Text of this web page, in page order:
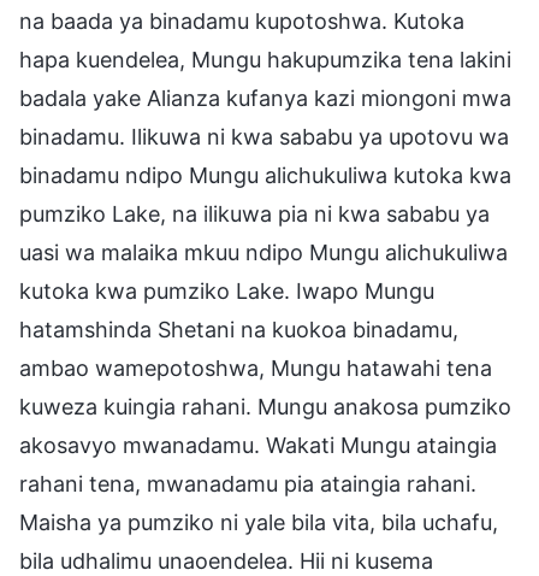
na baada ya binadamu kupotoshwa. Kutoka
hapa kuendelea, Mungu hakupumzika tena lakini
badala yake Alianza kufanya kazi miongoni mwa
binadamu. Ilikuwa ni kwa sababu ya upotovu wa
binadamu ndipo Mungu alichukuliwa kutoka kwa
pumziko Lake, na ilikuwa pia ni kwa sababu ya
uasi wa malaika mkuu ndipo Mungu alichukuliwa
kutoka kwa pumziko Lake. Iwapo Mungu
hatamshinda Shetani na kuokoa binadamu,
ambao wamepotoshwa, Mungu hatawahi tena
kuweza kuingia rahani. Mungu anakosa pumziko
akosavyo mwanadamu. Wakati Mungu ataingia
rahani tena, mwanadamu pia ataingia rahani.
Maisha ya pumziko ni yale bila vita, bila uchafu,
bila udhalimu unaoendelea. Hii ni kusema